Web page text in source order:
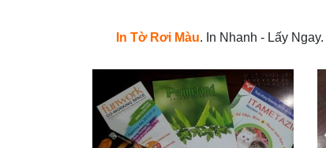
In Tờ Rơi Màu. In Nhanh - Lấy